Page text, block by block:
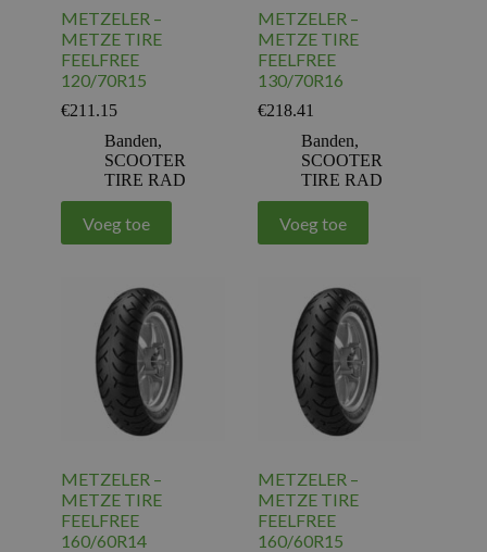
METZELER –
METZE TIRE
FEELFREE
120/70R15
€211.15
Banden,
SCOOTER
TIRE RAD
Voeg toe
METZELER –
METZE TIRE
FEELFREE
130/70R16
€218.41
Banden,
SCOOTER
TIRE RAD
Voeg toe
METZELER –
METZE TIRE
FEELFREE
160/60R14
METZELER –
METZE TIRE
FEELFREE
160/60R15